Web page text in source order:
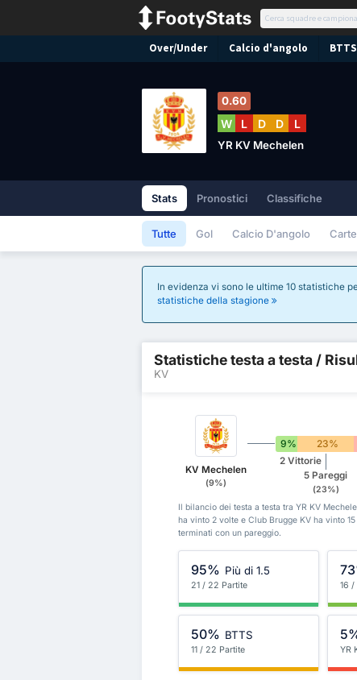
Over/Under Calcio d'angolo BTTS
0.60
W L D D L
YR KV Mechelen
Stats Pronostici Classifiche
Tutte Gol Calcio D'angolo
In evidenza vi sono le ultime 10 statistiche
statistiche della stagione
Statistiche testa a testa /
KV
KV Mechelen
(9%)
9% 23%
2 Vittorie
5 Pareggi
(23%)
Il bilancio dei testa a testa tra YR KV
ha vinto 2 volte e Club Brugge KV ha vinto
terminati con un pareggio.
95% Più di 1.5
21 / 22 Partite 16 /
50% BTTS
11 / 22 Partite YR